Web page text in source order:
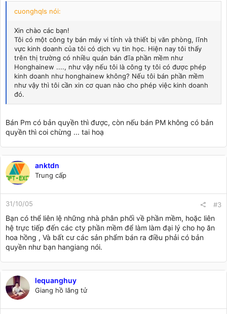
cuonghqls nói:
Xin chào các bạn!
Tôi có một công ty bán máy vi tính và thiết bị văn phòng, lĩnh
vực kinh doanh của tôi có dịch vụ tin học. Hiện nay tôi thấy
trên thị trường có nhiều quán bán đĩa phần mềm như
Honghainew ...., như vậy nếu tôi là công ty tôi có được phép
kinh doanh như honghainew không? Nếu tôi bán phần mềm
như vậy thì tôi cần xin cơ quan nào cho phép việc kinh doanh
đó.
Bán Pm có bản quyền thì được, còn nếu bán PM không có bản
quyền thì coi chừng ... tai hoạ
anktdn
Trung cấp
31/10/05 #3
Bạn có thể liên lệ những nhà phân phối về phần mềm, hoặc liên
hệ trực tiếp đến các cty phần mềm để làm làm đại lý cho họ ăn
hoa hồng , Và bất cư các sản phẩm bán ra điều phải có bản
quyền như bạn hangiang nói.
lequanghuy
Giang hồ lãng tử